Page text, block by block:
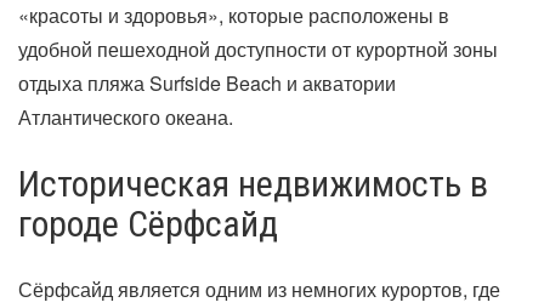
«красоты и здоровья», которые расположены в
удобной пешеходной доступности от курортной зоны
отдыха пляжа Surfside Beach и акватории
Атлантического океана.
Историческая недвижимость в
городе Сёрфсайд
Сёрфсайд является одним из немногих курортов, где